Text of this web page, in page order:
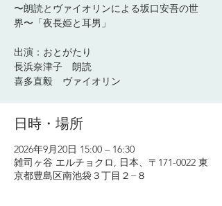
〜朗読とヴァイオリンによる坂口安吾の世
界〜「夜長姫と耳男」
出演：おとがたり
長浜奈津子 朗読
喜多直毅 ヴァイオリン
日時・場所
2026年9月20日 15:00 – 16:30
雑司ヶ谷 エルチョクロ, 日本、〒171-0022 東
京都豊島区南池袋３丁目２−８